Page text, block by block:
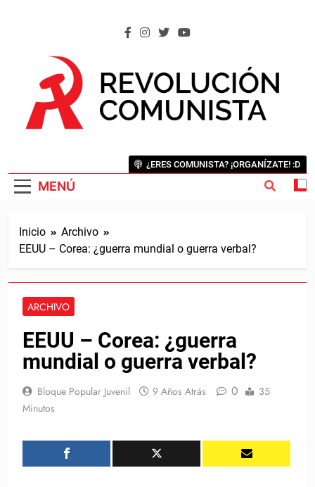
MENÚ
¿ERES COMUNISTA? ¡ORGANÍZATE! :D
Inicio
Archivo
EEUU – Corea: ¿guerra mundial o guerra verbal?
ARCHIVO
EEUU – Corea: ¿guerra
mundial o guerra verbal?
Bloque Popular Juvenil 9 Años Atrás 0
35
Minutos